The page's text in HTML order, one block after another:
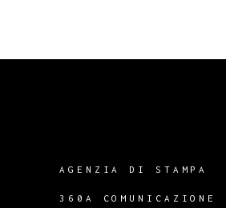
AGENZIA DI STAMPA
360A COMUNICAZIONE